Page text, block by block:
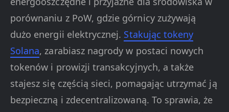
porównaniu z PoW, gdzie górnicy zużywają
dużo energii elektrycznej. Stakując tokeny
Solana, zarabiasz nagrody w postaci nowych
tokenów i prowizji transakcyjnych, a także
stajesz się częścią sieci, pomagając utrzymać ją
bezpieczną i zdecentralizowaną. To sprawia, że